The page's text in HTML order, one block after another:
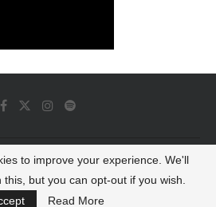
Dash All Rights Reserved
BACK TO TOP
to improve your experience. We'll
but you can opt-out if you wish.
Read More